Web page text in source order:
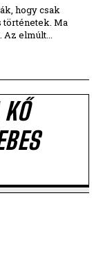
hogy csak
Ma
viszont már egészen más a helyzet. Az elmúlt...